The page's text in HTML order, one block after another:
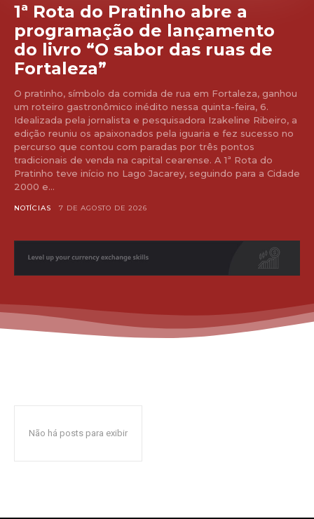
1ª Rota do Pratinho abre a
programação de lançamento
do livro “O sabor das ruas de
Fortaleza”
O pratinho, símbolo da comida de rua em Fortaleza, ganhou
um roteiro gastronômico inédito nessa quinta-feira, 6.
Idealizada pela jornalista e pesquisadora Izakeline Ribeiro, a
edição reuniu os apaixonados pela iguaria e fez sucesso no
percurso que contou com paradas por três pontos
tradicionais de venda na capital cearense. A 1ª Rota do
Pratinho teve início no Lago Jacarey, seguindo para a Cidade
2000 e...
NOTÍCIAS 7 DE AGOSTO DE 2026
Não há posts para exibir